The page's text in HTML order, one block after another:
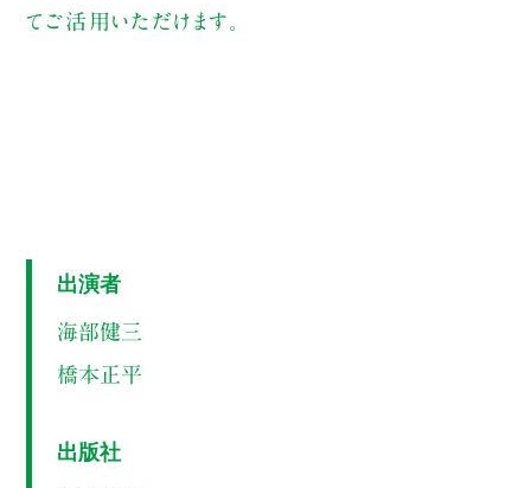
てご活用いただけます。
出演者
海部健三
橋本正平
出版社